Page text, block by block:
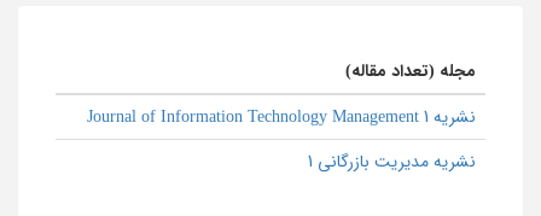
مجله (تعداد مقاله)
نشریه Journal of Information Technology Management 1
نشریه مدیریت بازرگانی 1